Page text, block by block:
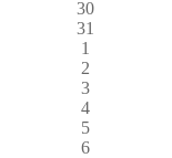
30
31
1
2
3
4
5
6